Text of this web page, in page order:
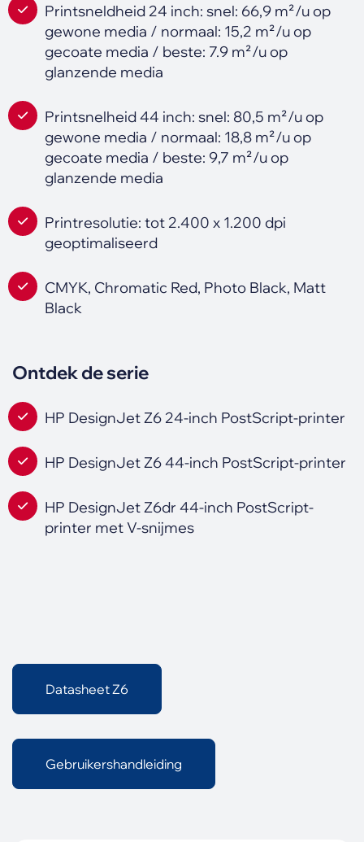
Printsneldheid 24 inch: snel: 66,9 m²/u op
gewone media / normaal: 15,2 m²/u op
gecoate media / beste: 7.9 m²/u op
glanzende media
Printsnelheid 44 inch: snel: 80,5 m²/u op
gewone media / normaal: 18,8 m²/u op
gecoate media / beste: 9,7 m²/u op
glanzende media
Printresolutie: tot 2.400 x 1.200 dpi
geoptimaliseerd
CMYK, Chromatic Red, Photo Black, Matt
Black
Ontdek de serie
HP DesignJet Z6 24-inch PostScript-printer
HP DesignJet Z6 44-inch PostScript-printer
HP DesignJet Z6dr 44-inch PostScript-
printer met V-snijmes
Datasheet Z6
Gebruikershandleiding